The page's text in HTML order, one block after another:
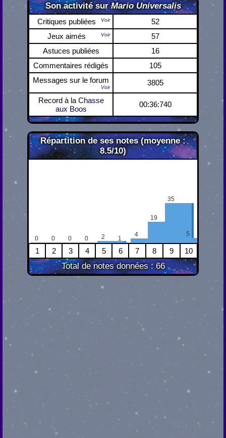
Son activité surMario Universalis
Critiques publiées Voir
52
Jeux aimés
Voir
57
Astuces publiées
16
Commentaires rédigés
105
Messages sur le forum
Voir
3805
Record à la Chasse
aux Boos
00:36:740
Répartition de ses notes (moyenne :
8.5/10)
Total de notes données : 66
0 0 0 0 2 1
4
19
35
5
1 2 3 4 5 6 7 8 9 10